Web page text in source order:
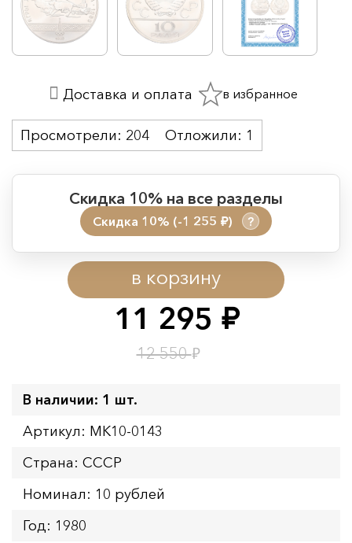
11 295 руб.
12 550₽
в корзину
Скидка 10% на все разделы
Скидка 10% (-1 255 руб.) ?
Период действия акции:
Начало:
08.08.2026 00:01
Окончание:
09.08.2026 23:59
Время до окончания:
Просмотрели: 204 Отложили: 1
Доставка и оплата в избранное
В наличии: 1 шт.
Артикул: MK10-0143
Страна: СССР
Номинал: 10 рублей
Год: 1980